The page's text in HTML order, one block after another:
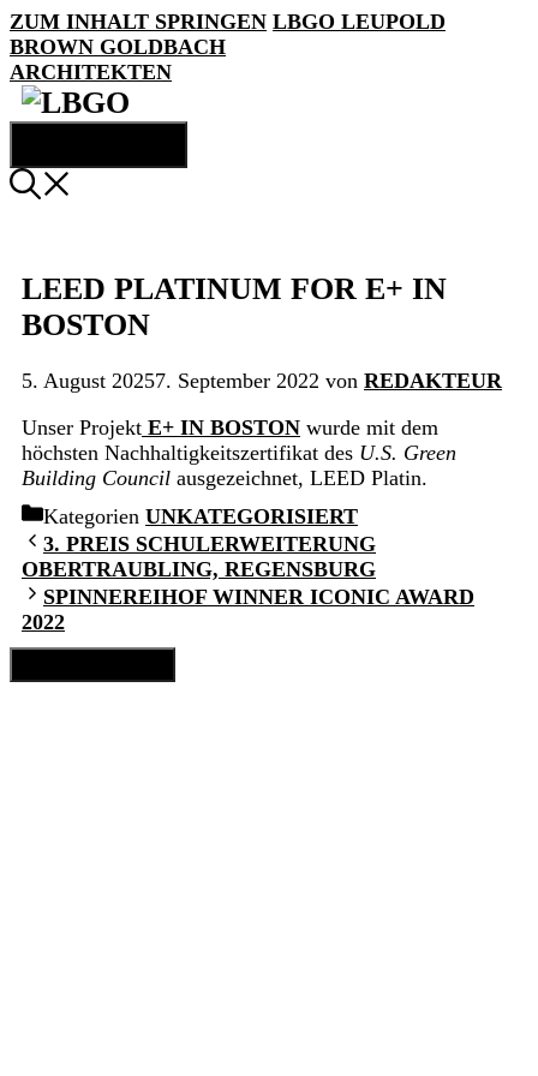
ZUM INHALT SPRINGEN LBGO LEUPOLD
BROWN GOLDBACH
ARCHITEKTEN
LEED PLATINUM FOR E+ IN
BOSTON
5. August 20257. September 2022 von REDAKTEUR
Unser Projekt E+ IN BOSTON wurde mit dem
höchsten Nachhaltigkeitszertifikat des U.S. Green
Building Council ausgezeichnet, LEED Platin.
Kategorien UNKATEGORISIERT
3. PREIS SCHULERWEITERUNG
OBERTRAUBLING, REGENSBURG
SPINNEREIHOF WINNER ICONIC AWARD
2022